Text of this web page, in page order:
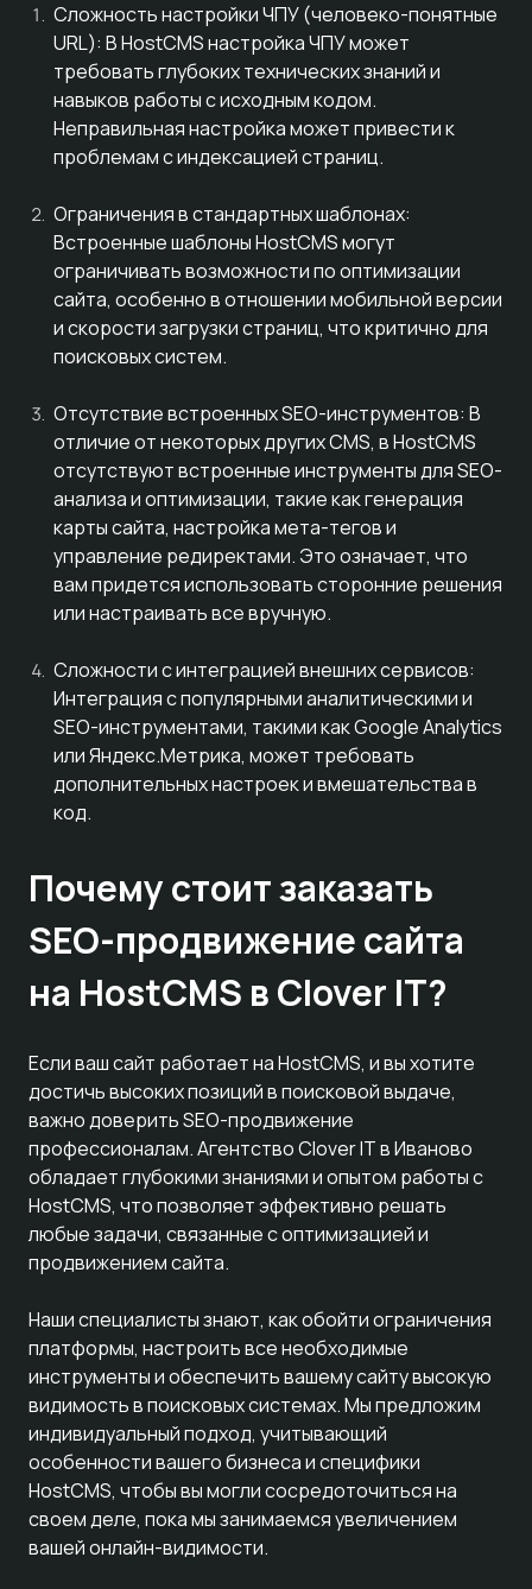
Сложность настройки ЧПУ (человеко-понятные
URL): В HostCMS настройка ЧПУ может
требовать глубоких технических знаний и
навыков работы с исходным кодом.
Неправильная настройка может привести к
проблемам с индексацией страниц.
Ограничения в стандартных шаблонах:
Встроенные шаблоны HostCMS могут
ограничивать возможности по оптимизации
сайта, особенно в отношении мобильной версии
и скорости загрузки страниц, что критично для
поисковых систем.
Отсутствие встроенных SEO-инструментов: В
отличие от некоторых других CMS, в HostCMS
отсутствуют встроенные инструменты для SEO-
анализа и оптимизации, такие как генерация
карты сайта, настройка мета-тегов и
управление редиректами. Это означает, что
вам придется использовать сторонние решения
или настраивать все вручную.
Сложности с интеграцией внешних сервисов:
Интеграция с популярными аналитическими и
SEO-инструментами, такими как Google Analytics
или Яндекс.Метрика, может требовать
дополнительных настроек и вмешательства в
код.
Почему стоит заказать
SEO-продвижение сайта
на HostCMS в Clover IT?
Если ваш сайт работает на HostCMS, и вы хотите
достичь высоких позиций в поисковой выдаче,
важно доверить SEO-продвижение
профессионалам. Агентство Clover IT в Иваново
обладает глубокими знаниями и опытом работы с
HostCMS, что позволяет эффективно решать
любые задачи, связанные с оптимизацией и
продвижением сайта.
Наши специалисты знают, как обойти ограничения
платформы, настроить все необходимые
инструменты и обеспечить вашему сайту высокую
видимость в поисковых системах. Мы предложим
индивидуальный подход, учитывающий
особенности вашего бизнеса и специфики
HostCMS, чтобы вы могли сосредоточиться на
своем деле, пока мы занимаемся увеличением
вашей онлайн-видимости.